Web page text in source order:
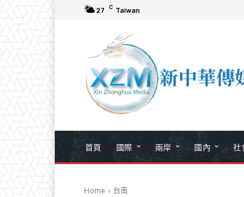
27 C Taiwan
首頁 國際 兩岸 國內 社
Home 台南